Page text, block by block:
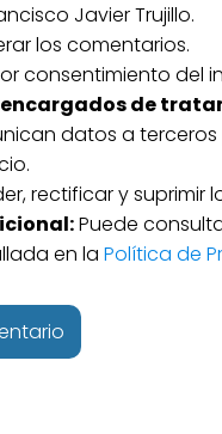
Javier Trujillo.
los comentarios.
consentimiento del
de
datos a
rectificar y suprimir
Puede
en la Política de